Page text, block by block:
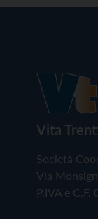
Vita
Società
Via
P.IVA e